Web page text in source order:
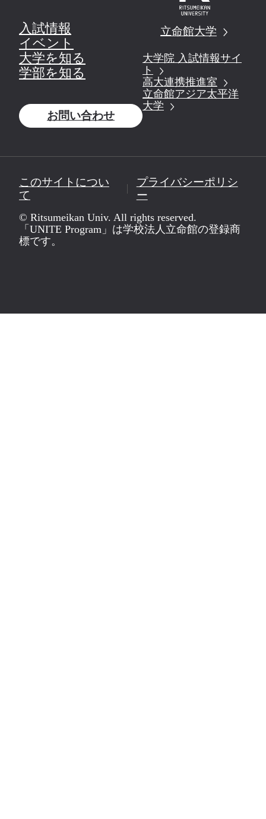
入試情報
イベント
大学を知る
学部を知る
お問い合わせ
立命館大学
大学院 入試情報サイ
ト
高大連携推進室
立命館アジア太平洋
大学
このサイトについ
て
プライバシーポリシ
ー
© Ritsumeikan Univ. All rights reserved.
「UNITE Program」は学校法人立命館の登録商
標です。